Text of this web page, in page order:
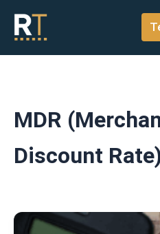
conteúdo
MDR
Discount